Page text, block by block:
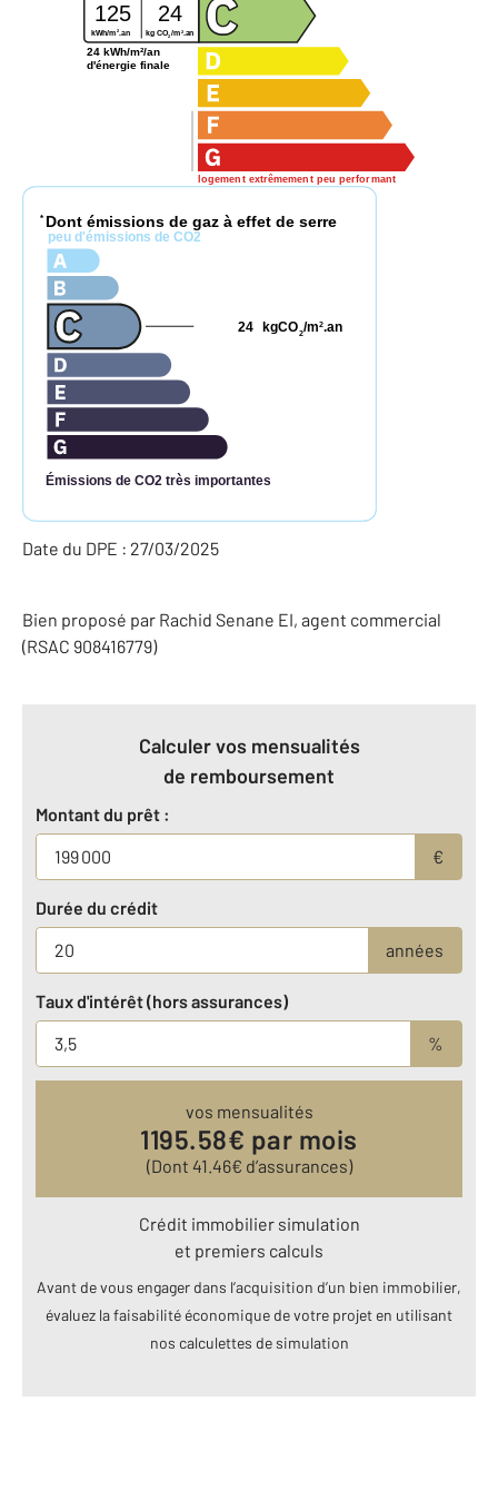
logement extrêmement peu performant
125 24
kWh/m 2 .an kg CO2/m2.an
24 kWh/m²/an
d'énergie finale
* Dont émissions de gaz à effet de serre
peu d'émissions de CO2
Émissions de CO2 très importantes
kgCO2/m2.an
24
Date du DPE : 27/03/2025
Bien proposé par Rachid Senane EI, agent commercial
(RSAC 908416779)
Calculer vos mensualités
de remboursement
Montant du prêt :
€
Durée du crédit
années
Taux d'intérêt (hors assurances)
%
vos mensualités
1195.58€ par mois
(Dont 41.46€ d’assurances)
Crédit immobilier simulation
et premiers calculs
Avant de vous engager dans l’acquisition d’un bien immobilier,
évaluez la faisabilité économique de votre projet en utilisant
nos calculettes de simulation